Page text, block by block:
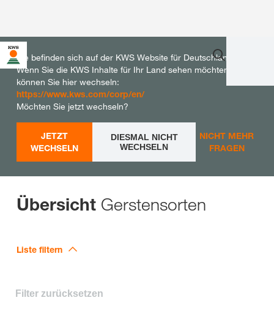
Sie befinden sich auf der KWS Website für Deutschland.
Wenn Sie die KWS Inhalte für Ihr Land sehen möchten,
können Sie hier wechseln:
https://www.kws.com/corp/en/
Möchten Sie jetzt wechseln?
JETZT
WECHSELN
DIESMAL NICHT
WECHSELN
NICHT MEHR
FRAGEN
Übersicht Gerstensorten
Liste filtern
Filter zurücksetzen